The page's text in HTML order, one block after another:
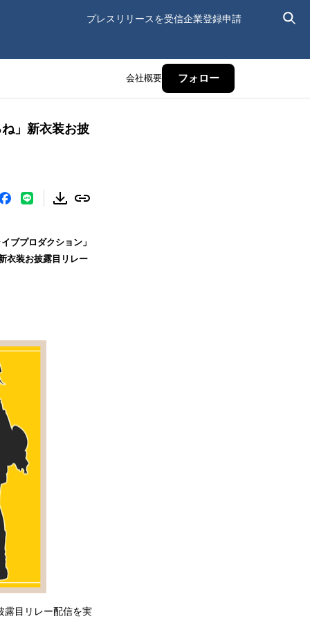
プレスリリースを受信企業登録申請
会社概要 フォロー
」新衣装お披
ブプロダクション」
衣装お披露目リレー
露目リレー配信を実